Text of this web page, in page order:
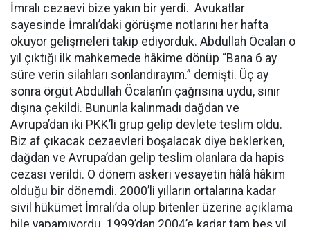
İmralı cezaevi bize yakın bir yerdi. Avukatlar
sayesinde İmralı’daki görüşme notlarını her hafta
okuyor gelişmeleri takip ediyorduk. Abdullah Öcalan o
yıl çıktığı ilk mahkemede hâkime dönüp “Bana 6 ay
süre verin silahları sonlandırayım.” demişti. Üç ay
sonra örgüt Abdullah Öcalan’ın çağrısına uydu, sınır
dışına çekildi. Bununla kalınmadı dağdan ve
Avrupa’dan iki PKK’li grup gelip devlete teslim oldu.
Biz af çıkacak cezaevleri boşalacak diye beklerken,
dağdan ve Avrupa’dan gelip teslim olanlara da hapis
cezası verildi. O dönem askeri vesayetin hâlâ hâkim
olduğu bir dönemdi. 2000’li yılların ortalarına kadar
sivil hükümet İmralı’da olup bitenler üzerine açıklama
bile yapamıyordu. 1999’dan 2004’e kadar tam beş yıl